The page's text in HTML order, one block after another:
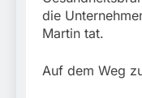
die
Martin tat.
Auf dem Weg